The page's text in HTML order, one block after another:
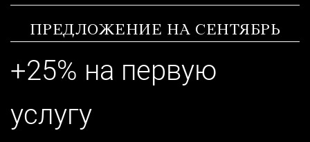
ПРЕДЛОЖЕНИЕ НА СЕНТЯБРЬ
+25% на первую
услугу